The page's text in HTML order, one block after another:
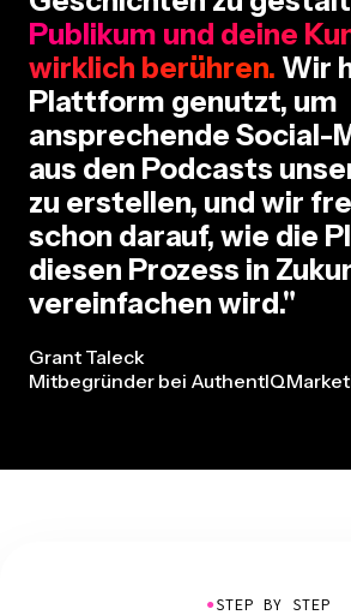
Publikum und deine
wirklich berühren. Wir
Plattform genutzt, um
ansprechende Social-
aus den Podcasts
zu erstellen, und wir
schon darauf, wie die
diesen Prozess in
vereinfachen wird."
Grant Taleck
Mitbegründer bei
●STEP BY STEP